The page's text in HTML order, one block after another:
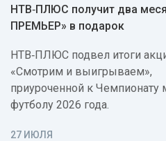
НТВ‑ПЛЮС получит два
ПРЕМЬЕР» в подарок
НТВ‑ПЛЮС подвел итоги
«Смотрим и выигрываем»,
приуроченной к Чемпионату
футболу 2026 года.
27 ИЮЛЯ